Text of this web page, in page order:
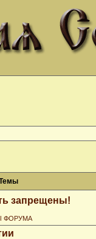
запрещены!
ФОРУМА